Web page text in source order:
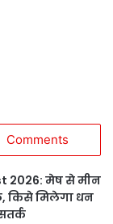
Comments
2026: मेष से मीन
किसे मिलेगा धन